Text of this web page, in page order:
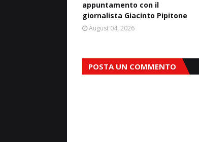
appuntamento con il
giornalista Giacinto Pipitone
August 04, 2026
POSTA UN COMMENTO